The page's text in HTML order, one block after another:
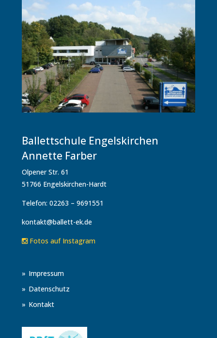
Ballettschule Engelskirchen
Annette Farber
Olpener Str. 61
51766 Engelskirchen-Hardt
Telefon: 02263 – 9691551
kontakt@ballett-ek.de
Fotos auf Instagram
Impressum
Datenschutz
Kontakt